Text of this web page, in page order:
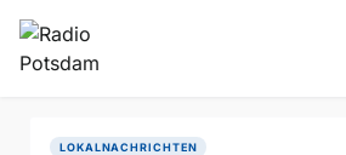
LOKALNACHRICHTEN